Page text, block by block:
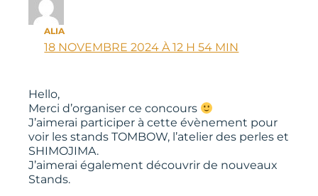
ALIA
18 NOVEMBRE 2024 À 12 H 54 MIN
Hello,
Merci d’organiser ce concours
J’aimerai participer à cette évènement pour
voir les stands TOMBOW, l’atelier des perles et
SHIMOJIMA.
J’aimerai également découvrir de nouveaux
Stands.